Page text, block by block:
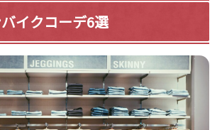
イクコーデ6選